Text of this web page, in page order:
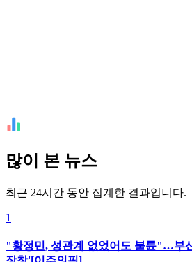
많이 본 뉴스
최근 24시간 동안 집계한 결과입니다.
1
"황정민, 성관계 없었어도 불륜"…부